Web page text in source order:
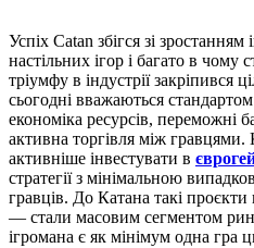
Успіх Catan збігся зі
настільних ігор і багато в чому
тріумфу в індустрії закріпився
сьогодні вважаються
економіка ресурсів, переможні
активна торгівля між гравцями.
активніше інвестувати в
стратегії з мінімальною
гравців. До Катана такі
— стали масовим сегментом
ігромана є як мінімум одна гра